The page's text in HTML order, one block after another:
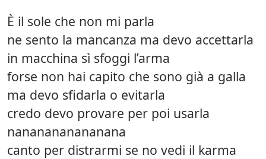
È il sole che non mi parla
ne sento la mancanza ma devo accettarla
in macchina sì sfoggi l’arma
forse non hai capito che sono già a galla
ma devo sfidarla o evitarla
credo devo provare per poi usarla
nananananananana
canto per distrarmi se no vedi il karma